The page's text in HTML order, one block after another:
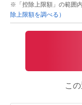
※「控除上限額」の範囲
除上限額を調べる）
こ